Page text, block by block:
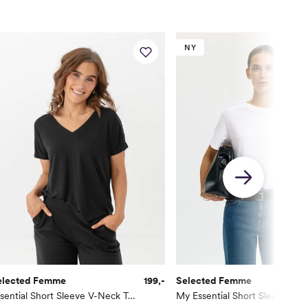
Femme
Essential Short Sleeve V-Neck Tee
199,-
NY
Selected Femme